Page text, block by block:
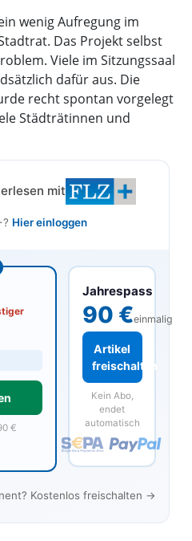
wenig Aufregung im
Das Projekt selbst
Viele im Sitzungssaal
dafür aus. Die
recht spontan vorgelegt
Städträtinnen und
mit
Hier einloggen
Jahrespass
90 €einmalig
Artikel
freischalten
Kein Abo,
endet
automatisch
€
Kostenlos freischalten →